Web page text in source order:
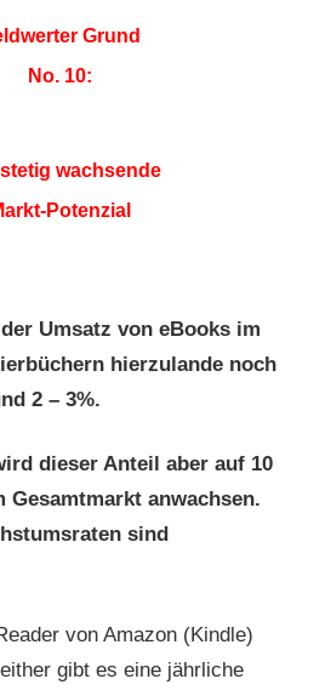
Grund
No. 10:
stetig wachsende
Potenzial
Umsatz von eBooks im
hierzulande noch
2 – 3%.
dieser Anteil aber auf 10
Gesamtmarkt anwachsen.
sind
von Amazon (Kindle)
gibt es eine jährliche